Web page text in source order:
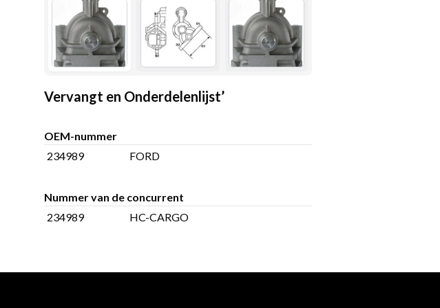
Vervangt en Onderdelenlijst’
OEM-nummer
234989
FORD
Nummer van de concurrent
234989
HC-CARGO